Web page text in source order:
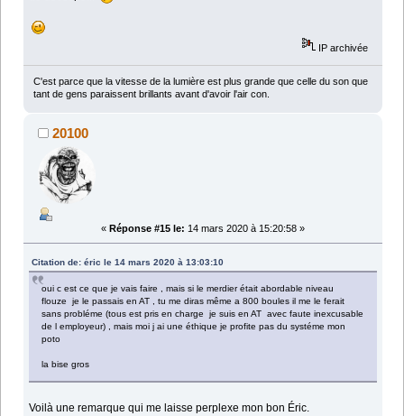
IP archivée
C'est parce que la vitesse de la lumière est plus grande que celle du son que
tant de gens paraissent brillants avant d'avoir l'air con.
20100
« Réponse #15 le: 14 mars 2020 à 15:20:58 »
Citation de: éric le 14 mars 2020 à 13:03:10
oui c est ce que je vais faire , mais si le merdier était abordable niveau
flouze je le passais en AT , tu me diras même a 800 boules il me le ferait
sans probléme (tous est pris en charge je suis en AT avec faute inexcusable
de l employeur) , mais moi j ai une éthique je profite pas du systéme mon
poto
la bise gros
Voilà une remarque qui me laisse perplexe mon bon Éric.